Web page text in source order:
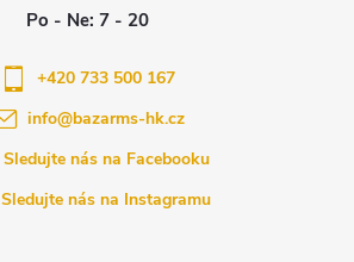
info@bazarms-hk.cz
+420 733 500 167
Sledujte nás na Facebooku
Sledujte nás na Instagramu